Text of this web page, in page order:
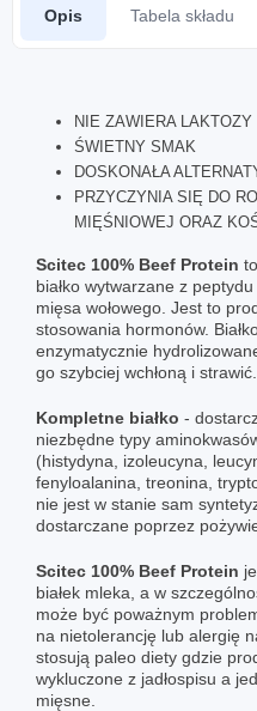
Opis Tabela składu
NIE ZAWIERA LAKTOZY
ŚWIETNY SMAK
DOSKONAŁA
PRZYCZYNIA SIĘ DO
MIĘŚNIOWEJ ORAZ
Scitec 100% Beef Protein
białko wytwarzane z
mięsa wołowego. Jest to
stosowania hormonów.
enzymatycznie
go szybciej wchłoną i strawić.
Kompletne białko -
niezbędne typy
(histydyna, izoleucyna,
fenyloalanina, treonina,
nie jest w stanie sam
dostarczane poprzez
Scitec 100% Beef Protein
białek mleka, a w
może być poważnym
na nietolerancję lub alergię
stosują paleo diety gdzie
wykluczone z jadłospisu a
mięsne.